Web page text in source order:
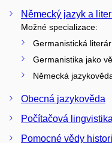
Německý jazyk a
Možné specializace:
Germanistická
Germanistika jako
Německá
Obecná jazykověda
Počítačová lingvistika
Pomocné vědy